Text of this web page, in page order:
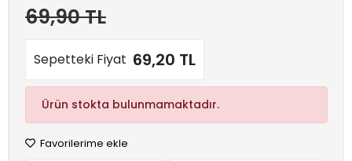
69,90 TL
Sepetteki Fiyat 69,20 TL
Ürün stokta bulunmamaktadır.
Favorilerime ekle